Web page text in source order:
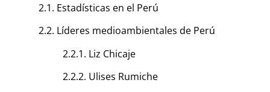
2.1. Estadísticas en el Perú
2.2. Líderes medioambientales de Perú
2.2.1. Liz Chicaje
2.2.2. Ulises Rumiche